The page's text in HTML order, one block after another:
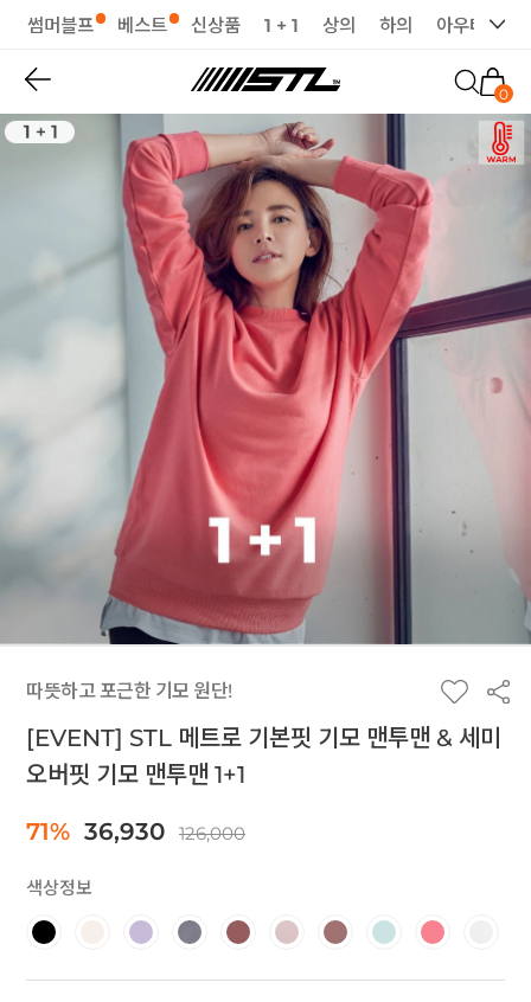
썸머블프 베스트 신상품 1 + 1 상의 하의 아우터
0
따뜻하고 포근한 기모 원단!
[EVENT] STL 메트로 기본핏 기모 맨투맨 & 세미
오버핏 기모 맨투맨 1+1
71% 36,930 126,000
색상정보